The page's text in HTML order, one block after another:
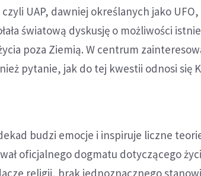
UAP, dawniej określanych jako UFO,
światową dyskusję o możliwości
poza Ziemią. W centrum
pytanie, jak do tej kwestii odnosi się
budzi emocje i inspiruje liczne
oficjalnego dogmatu dotyczącego
religii, brak jednoznacznego